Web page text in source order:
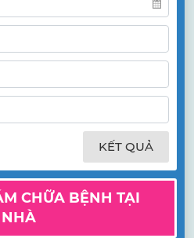
KẾT QUẢ
CHỮA BỆNH TẠI
NHÀ